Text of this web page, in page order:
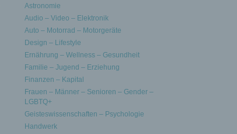
Astronomie
Audio – Video – Elektronik
Auto – Motorrad – Motorgeräte
Design – Lifestyle
Ernährung – Wellness – Gesundheit
Familie – Jugend – Erziehung
Finanzen – Kapital
Frauen – Männer – Senioren – Gender –
LGBTQ+
Geisteswissenschaften – Psychologie
Handwerk